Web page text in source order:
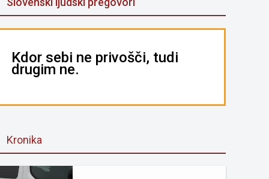
Kdor sebi ne privošči, tudi
drugim ne.
Kronika